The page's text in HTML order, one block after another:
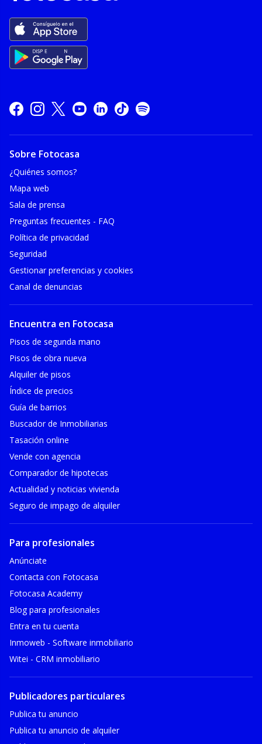
Sobre Fotocasa
¿Quiénes somos?
Mapa web
Sala de prensa
Preguntas frecuentes - FAQ
Política de privacidad
Seguridad
Gestionar preferencias y cookies
Canal de denuncias
Encuentra en Fotocasa
Pisos de segunda mano
Pisos de obra nueva
Alquiler de pisos
Índice de precios
Guía de barrios
Buscador de Inmobiliarias
Tasación online
Vende con agencia
Comparador de hipotecas
Actualidad y noticias vivienda
Seguro de impago de alquiler
Para profesionales
Anúnciate
Contacta con Fotocasa
Fotocasa Academy
Blog para profesionales
Entra en tu cuenta
Inmoweb - Software inmobiliario
Witei - CRM inmobiliario
Publicadores particulares
Publica tu anuncio
Publica tu anuncio de alquiler